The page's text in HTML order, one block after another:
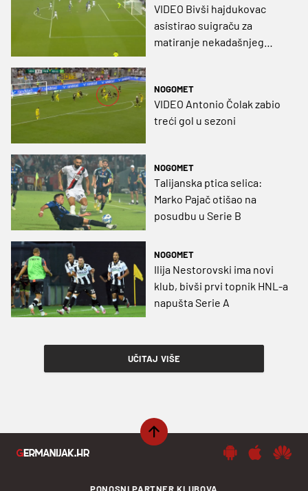
VIDEO Bivši hajdukovac
asistirao suigraču za
matiranje nekadašnjeg
NOGOMET
VIDEO Antonio Čolak zabio
treći gol u sezoni
NOGOMET
Talijanska ptica selica:
Marko Pajač otišao na
posudbu u Serie B
NOGOMET
Ilija Nestorovski ima novi
klub, bivši prvi topnik HNL-a
napušta Serie A
UČITAJ VIŠE